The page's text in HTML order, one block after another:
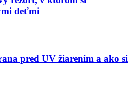
deťmi
pred UV žiarením a ako si